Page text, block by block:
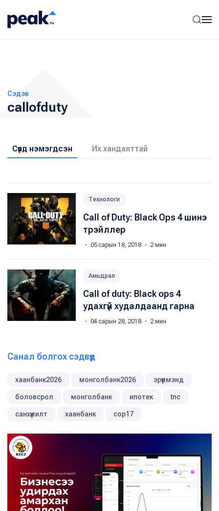
Сэдэв
callofduty
Сүүлд нэмэгдсэн Их хандалттай
Технологи
Call of Duty: Black Ops 4 шинэ
трэйллер
・ 05 сарын 18, 2018 ・ 2 мин
Амьдрал
Call of duty: Black ops 4
удахгүй худалдаанд гарна
・ 04 сарын 28, 2018 ・ 2 мин
Санал болгох сэдвүүд
хаанбанк2026 монголбанк2026 эрүүлмэнд
боловсрол монголбанк ипотек tnc
санхүүжилт хаанбанк cop17